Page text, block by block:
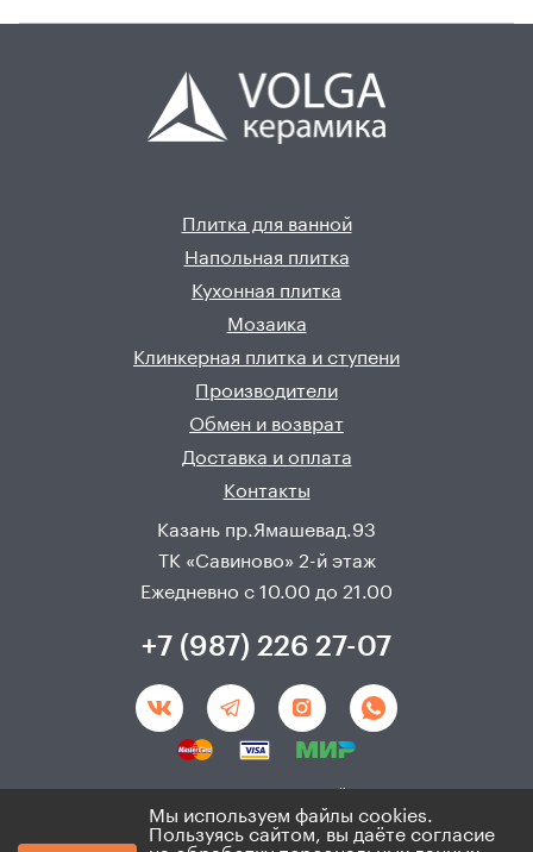
Плитка для ванной
Напольная плитка
Кухонная плитка
Мозаика
Клинкерная плитка и ступени
Производители
Обмен и возврат
Доставка и оплата
Контакты
Казань пр.Ямашевад.93
ТК «Савиново» 2-й этаж
Ежедневно с 10.00 до 21.00
+7 (987) 226 27-07
Мы используем файлы cookies.
Пользуясь сайтом, вы даёте согласие